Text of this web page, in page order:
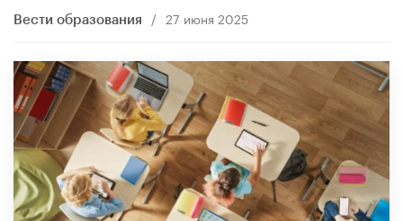
Вести образования / 27 июня 2025